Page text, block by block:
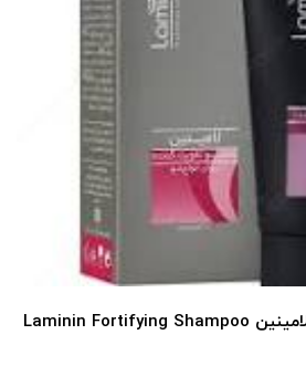
شامپو تقویت کننده مو لامینین Laminin Fortifying Shampoo